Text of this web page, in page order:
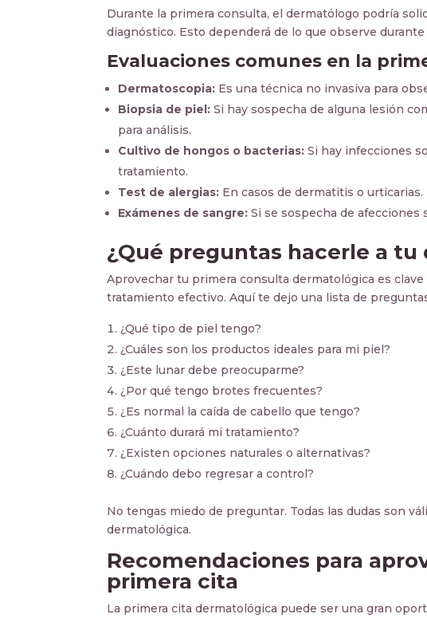
Durante la primera consulta, el dermatólogo podría
diagnóstico. Esto dependerá de lo que observe
Evaluaciones comunes en la
Dermatoscopia: Es una técnica no invasiva para
Biopsia de piel: Si hay sospecha de alguna lesión
para análisis.
Cultivo de hongos o bacterias: Si hay infecciones
tratamiento.
Test de alergias: En casos de dermatitis o urticarias.
Exámenes de sangre: Si se sospecha de afecciones
¿Qué preguntas hacerle a
Aprovechar tu primera consulta dermatológica es
tratamiento efectivo. Aquí te dejo una lista de
¿Qué tipo de piel tengo?
¿Cuáles son los productos ideales para mi piel?
¿Este lunar debe preocuparme?
¿Por qué tengo brotes frecuentes?
¿Es normal la caída de cabello que tengo?
¿Cuánto durará mi tratamiento?
¿Existen opciones naturales o alternativas?
¿Cuándo debo regresar a control?
No tengas miedo de preguntar. Todas las dudas son
dermatológica.
Recomendaciones para
primera cita
La primera cita dermatológica puede ser una gran